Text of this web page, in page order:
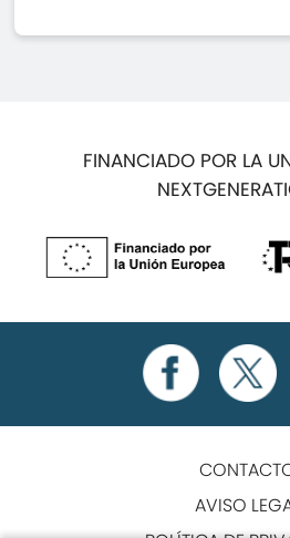
FINANCIADO POR LA
AVISO